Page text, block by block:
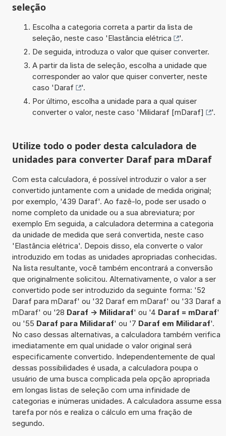
seleção
Escolha a categoria correta a partir da lista de
seleção, neste caso 'Elastância elétrica
'.
De seguida, introduza o valor que quiser converter.
A partir da lista de seleção, escolha a unidade que
corresponder ao valor que quiser converter, neste
caso 'Daraf
'.
Por último, escolha a unidade para a qual quiser
converter o valor, neste caso 'Milidaraf [mDaraf] '.
Utilize todo o poder desta calculadora de
unidades para converter Daraf para mDaraf
Com esta calculadora, é possível introduzir o valor a ser
convertido juntamente com a unidade de medida original;
por exemplo, '439 Daraf'. Ao fazê-lo, pode ser usado o
nome completo da unidade ou a sua abreviatura; por
exemplo Em seguida, a calculadora determina a categoria
da unidade de medida que será convertida, neste caso
'Elastância elétrica'. Depois disso, ela converte o valor
introduzido em todas as unidades apropriadas conhecidas.
Na lista resultante, você também encontrará a conversão
que originalmente solicitou. Alternativamente, o valor a ser
convertido pode ser introduzido da seguinte forma: '52
Daraf para mDaraf' ou '32 Daraf em mDaraf' ou '33 Daraf a
mDaraf' ou '28 Daraf -> Milidaraf' ou '4 Daraf = mDaraf'
ou '55 Daraf para Milidaraf' ou '7 Daraf em Milidaraf'.
No caso dessas alternativas, a calculadora também verifica
imediatamente em qual unidade o valor original será
especificamente convertido. Independentemente de qual
dessas possibilidades é usada, a calculadora poupa o
usuário de uma busca complicada pela opção apropriada
em longas listas de seleção com uma infinidade de
categorias e inúmeras unidades. A calculadora assume essa
tarefa por nós e realiza o cálculo em uma fração de
segundo.